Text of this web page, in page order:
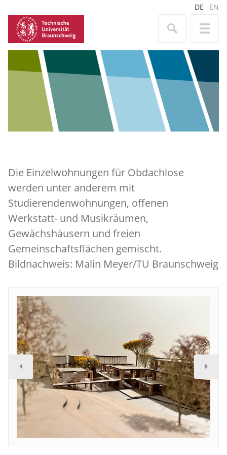
DE EN
Die Einzelwohnungen für Obdachlose
werden unter anderem mit
Studierendenwohnungen, offenen
Werkstatt- und Musikräumen,
Gewächshäusern und freien
Gemeinschaftsflächen gemischt.
Bildnachweis: Malin Meyer/TU Braunschweig